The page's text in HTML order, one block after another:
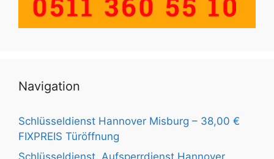
Navigation
Schlüsseldienst Hannover Misburg – 38,00 €
FIXPREIS Türöffnung